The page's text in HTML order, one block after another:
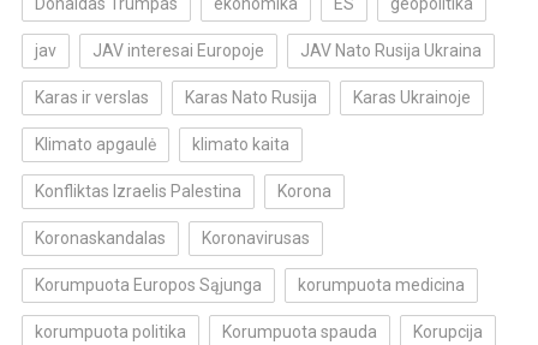
jav JAV interesai Europoje JAV Nato Rusija Ukraina
Karas ir verslas Karas Nato Rusija Karas Ukrainoje
Klimato apgaulė klimato kaita
Konfliktas Izraelis Palestina Korona
Koronaskandalas Koronavirusas
Korumpuota Europos Sąjunga korumpuota medicina
korumpuota politika Korumpuota spauda Korupcija